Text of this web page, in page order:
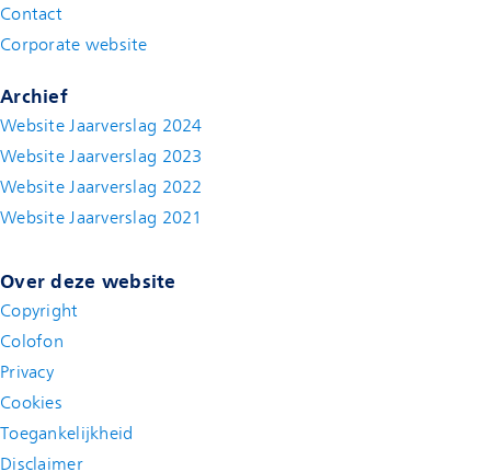
Contact(new window)
Corporate website
Archief
Website Jaarverslag 2024
Website Jaarverslag 2023
Website Jaarverslag 2022
Website Jaarverslag 2021
Over deze website
Copyright
Colofon
Privacy
Cookies
Toegankelijkheid
Disclaimer(new window)